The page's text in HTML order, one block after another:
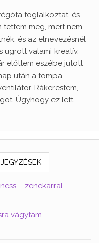
foglalkoztat, és
tettem meg, mert nem
és az elnevezésnél
ugrott valami kreatív,
előttem eszébe jutott
után a tompa
Rákerestem,
Úgyhogy ez lett.
– zenekarral
vágytam…